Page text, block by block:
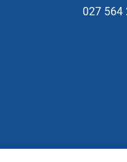
027 564